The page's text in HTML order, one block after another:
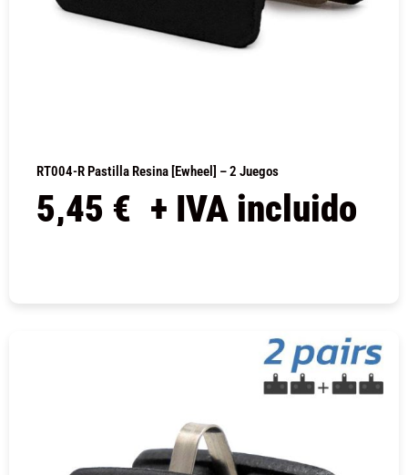
RT004-R Pastilla Resina [Ewheel] – 2 Juegos
5,45 € + IVA incluido